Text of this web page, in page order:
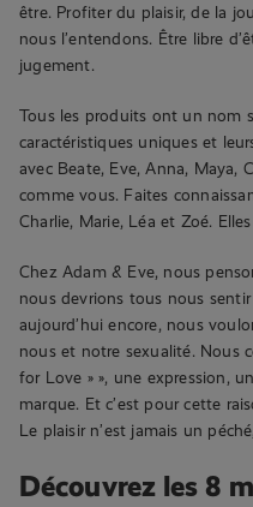
être. Profiter du plaisir, de la
nous l’entendons. Être libre
jugement.
Tous les produits ont un nom
caractéristiques uniques et
avec Beate, Eve, Anna, Maya,
comme vous. Faites
Charlie, Marie, Léa et Zoé.
Chez Adam & Eve, nous
nous devrions tous nous
aujourd’hui encore, nous
nous et notre sexualité. Nous
for Love » », une expression,
marque. Et c’est pour cette
Le plaisir n’est jamais un
Découvrez les 8